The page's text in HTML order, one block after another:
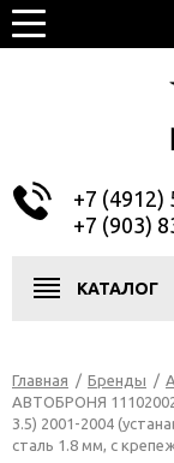
+7 (4912)
+7 (903)
КАТАЛОГ
Главная / Бренды /
АВТОБРОНЯ
3.5) 2001-2004
сталь 1.8 мм, с